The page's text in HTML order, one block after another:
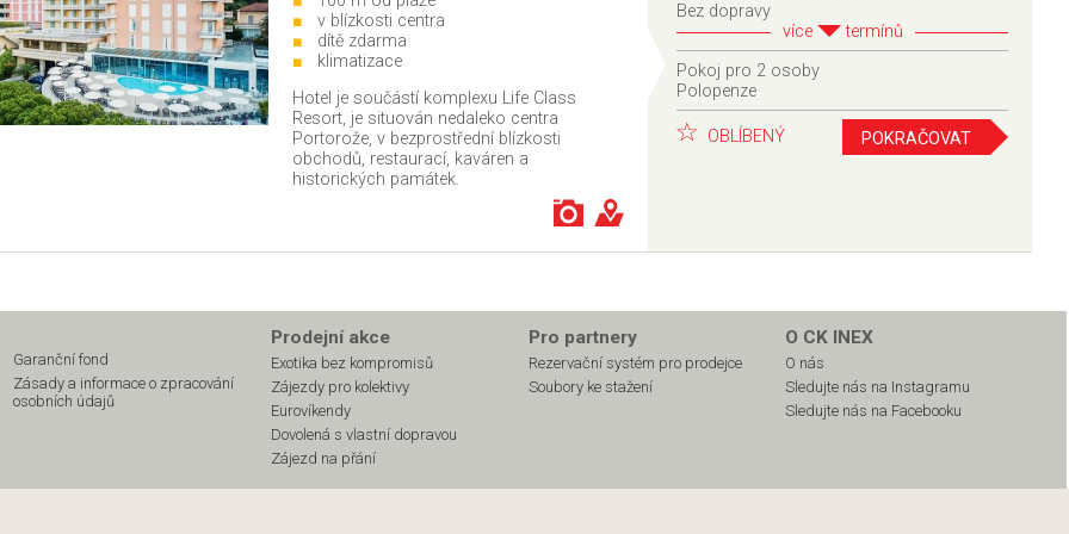
v blízkosti centra
dítě zdarma
klimatizace
Hotel je součástí komplexu Life Class
Resort, je situován nedaleko centra
Portorože, v bezprostřední blízkosti
obchodů, restaurací, kaváren a
historických památek.
Bez dopravy
více
termínů
Pokoj pro 2 osoby
Polopenze
OBLÍBENÝ POKRAČOVAT
Garanční fond
Zásady a informace o zpracování
osobních údajů
Prodejní akce
Exotika bez kompromisů
Zájezdy pro kolektivy
Eurovíkendy
Dovolená s vlastní dopravou
Zájezd na přání
Pro partnery
Rezervační systém pro prodejce
Soubory ke stažení
O CK INEX
O nás
Sledujte nás na Instagramu
Sledujte nás na Facebooku